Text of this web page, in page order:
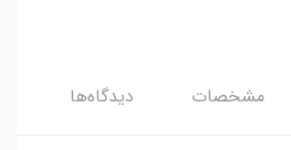
مشخصات دیدگاه‌ها